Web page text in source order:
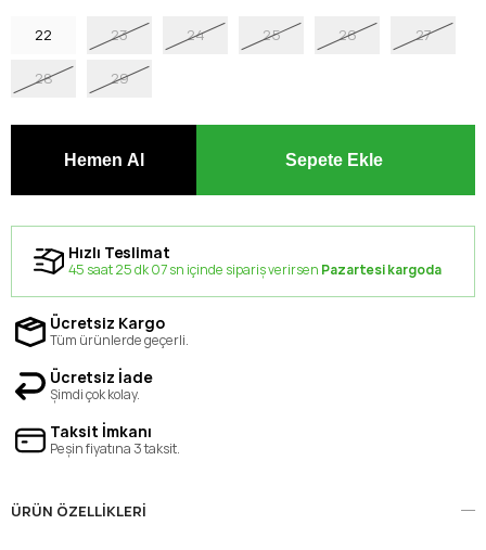
22 23 24 25 26 27
28 29
Hızlı Teslimat
45 saat 25 dk 07 sn içinde sipariş verirsen Pazartesi kargoda
Ücretsiz Kargo
Tüm ürünlerde geçerli.
Ücretsiz İade
Şimdi çok kolay.
Taksit İmkanı
Peşin fiyatına 3 taksit.
ÜRÜN ÖZELLIKLERI